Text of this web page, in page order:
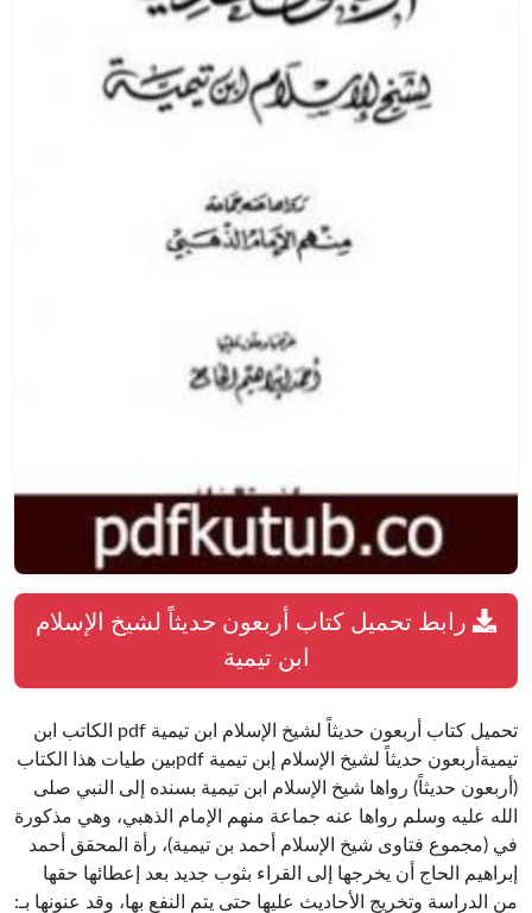
رابط تحميل كتاب أربعون حديثاً لشيخ الإسلام
ابن تيمية
تحميل كتاب أربعون حديثاً لشيخ الإسلام ابن تيمية pdf الكاتب ابن
تيميةأربعون حديثاً لشيخ الإسلام إبن تيمية pdfبين طيات هذا الكتاب
(أربعون حديثاً) رواها شيخ الإسلام ابن تيمية بسنده إلى النبي صلى
الله عليه وسلم رواها عنه جماعة منهم الإمام الذهبي، وهي مذكورة
في (مجموع فتاوى شيخ الإسلام أحمد بن تيمية)، رأة المحقق أحمد
إبراهيم الحاج أن يخرجها إلى القراء بثوب جديد بعد إعطائها حقها
من الدراسة وتخريج الأحاديث عليها حتى يتم النفع بها، وقد عنونها بـ: